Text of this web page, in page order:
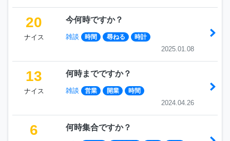
20
ナイス
今何時ですか？
雑談 時間 尋ねる 時計
2025.01.08
13
ナイス
何時までですか？
雑談 営業 開業 時間
2024.04.26
6 何時集合ですか？